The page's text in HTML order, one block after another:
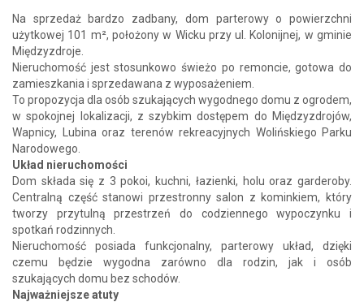
Na sprzedaż bardzo zadbany, dom parterowy o powierzchni
użytkowej 101 m², położony w Wicku przy ul. Kolonijnej, w gminie
Międzyzdroje.
Nieruchomość jest stosunkowo świeżo po remoncie, gotowa do
zamieszkania i sprzedawana z wyposażeniem.
To propozycja dla osób szukających wygodnego domu z ogrodem,
w spokojnej lokalizacji, z szybkim dostępem do Międzyzdrojów,
Wapnicy, Lubina oraz terenów rekreacyjnych Wolińskiego Parku
Narodowego.
Układ nieruchomości
Dom składa się z 3 pokoi, kuchni, łazienki, holu oraz garderoby.
Centralną część stanowi przestronny salon z kominkiem, który
tworzy przytulną przestrzeń do codziennego wypoczynku i
spotkań rodzinnych.
Nieruchomość posiada funkcjonalny, parterowy układ, dzięki
czemu będzie wygodna zarówno dla rodzin, jak i osób
szukających domu bez schodów.
Najważniejsze atuty